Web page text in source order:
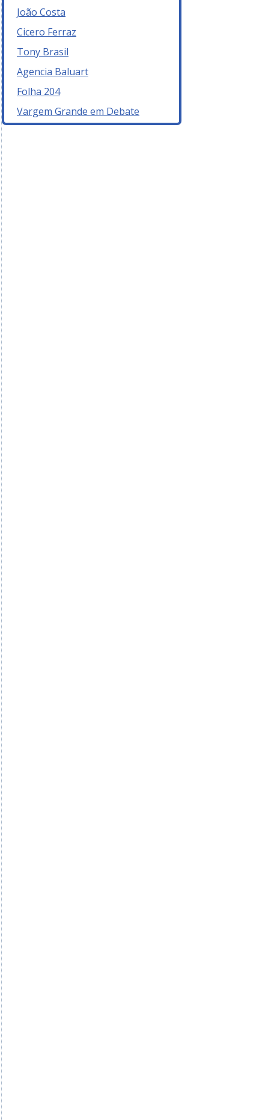
João Costa
Cicero Ferraz
Tony Brasil
Agencia Baluart
Folha 204
Vargem Grande em Debate